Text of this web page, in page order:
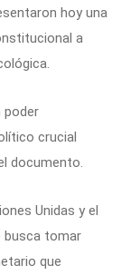
hoy una
a
poder
crucial
documento.
Unidas y el
busca tomar
que